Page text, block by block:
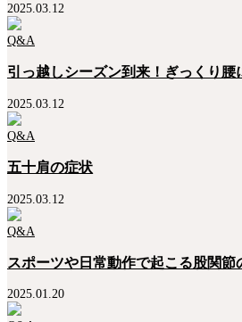
2025.03.12
Q&A
引っ越しシーズン到来！ぎっくり腰
2025.03.12
Q&A
五十肩の症状
2025.03.12
Q&A
スポーツや日常動作で起こる股関節
2025.01.20